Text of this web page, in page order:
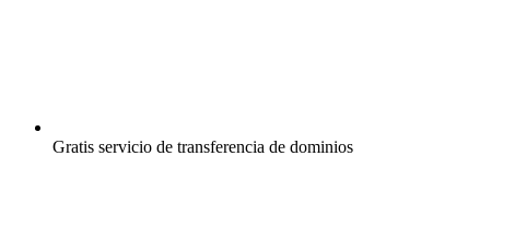
Gratis servicio de transferencia de dominios